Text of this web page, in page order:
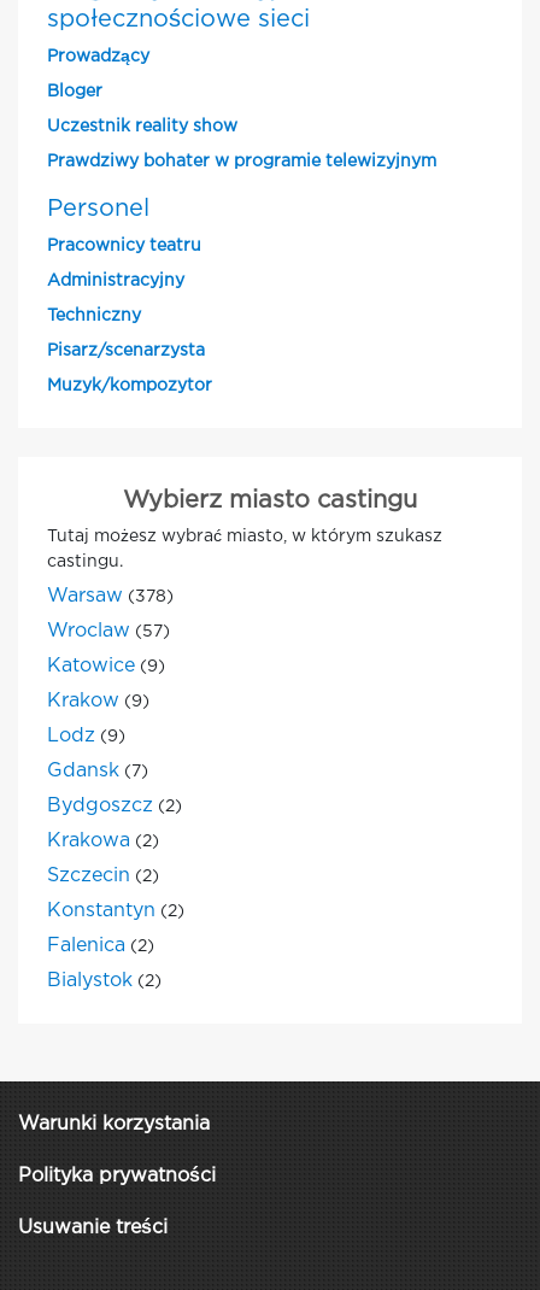
społecznościowe sieci
Prowadzący
Bloger
Uczestnik reality show
Prawdziwy bohater w programie telewizyjnym
Personel
Pracownicy teatru
Administracyjny
Techniczny
Pisarz/scenarzysta
Muzyk/kompozytor
Wybierz miasto castingu
Tutaj możesz wybrać miasto, w którym szukasz
castingu.
Warsaw (378)
Wroclaw (57)
Katowice (9)
Krakow (9)
Lodz (9)
Gdansk (7)
Bydgoszcz (2)
Krakowa (2)
Szczecin (2)
Konstantyn (2)
Falenica (2)
Bialystok (2)
Warunki korzystania
Polityka prywatności
Usuwanie treści